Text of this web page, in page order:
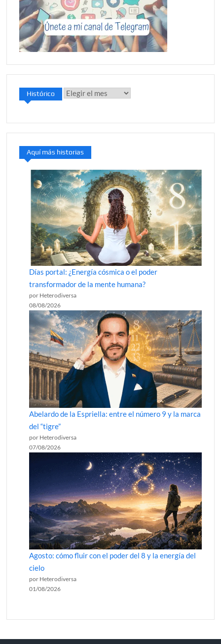
Histórico Histórico
Aquí más historias
Días portal: ¿Energía cósmica o el poder
transformador de la mente humana?
por Heterodiversa
08/08/2026
Abelardo de la Espriella: entre el número 9 y la marca
del “tigre”
por Heterodiversa
07/08/2026
Agosto: cómo fluir con el poder del 8 y la energía del
cielo
por Heterodiversa
01/08/2026